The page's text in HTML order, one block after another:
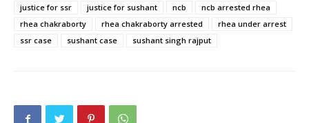
justice for ssr
justice for sushant ncb
ncb arrested rhea
rhea chakraborty
rhea chakraborty arrested
rhea under arrest
ssr case
sushant case sushant singh rajput